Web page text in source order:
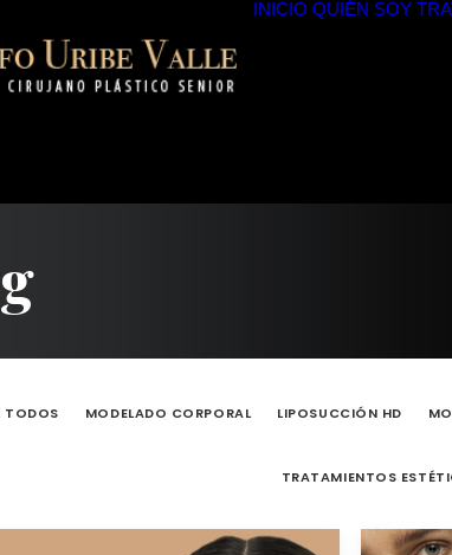
INICIO QUIÉN SOY
TODOS MODELADO CORPORAL LIPOSUCCIÓN HD
TRATAMIENTOS